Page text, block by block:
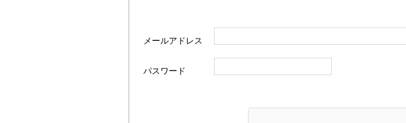
メールアドレス
パスワード